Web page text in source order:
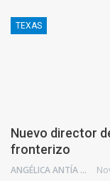
TEXAS
Nuevo director
fronterizo
ANGÉLICA ANTÍA AZUAJE